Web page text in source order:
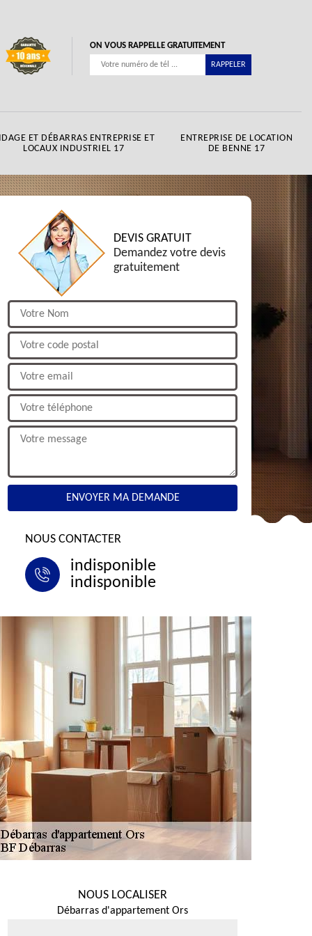
ON VOUS RAPPELLE GRATUITEMENT
ET DÉBARRAS ENTREPRISE ET
LOCAUX INDUSTRIEL 17
ENTREPRISE DE LOCATION
DE BENNE 17
DEVIS GRATUIT
Demandez votre devis
gratuitement
NOUS CONTACTER
indisponible
indisponible
NOUS LOCALISER
Débarras d'appartement Ors